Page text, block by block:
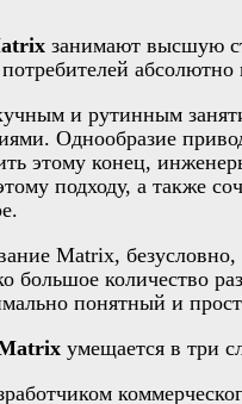
занимают высшую
абсолютно
и рутинным
Однообразие
этому конец,
подходу, а также
Matrix, безусловно,
большое количество
понятный и
умещается в три